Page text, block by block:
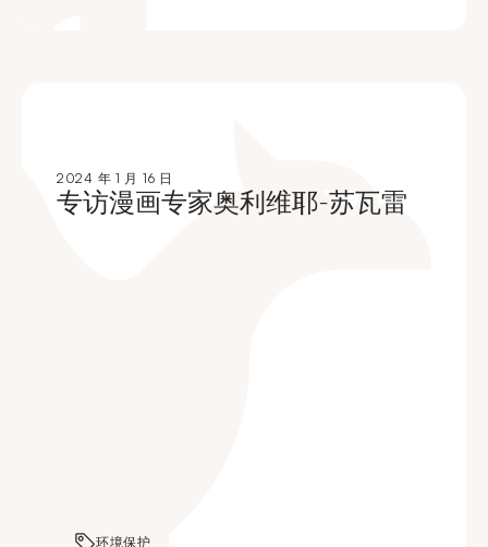
2024 年 1 月 16 日
专访漫画专家奥利维耶-苏瓦雷
环境保护